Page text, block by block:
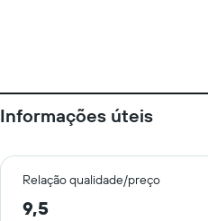
Informações úteis
Relação qualidade/preço
9,5